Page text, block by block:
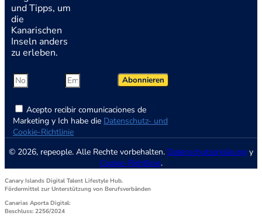
und Tipps, um
die
Kanarischen
Inseln anders
zu erleben.
Acepto recibir comunicaciones de
Marketing y Ich habe die Datenschutz- und
Cookie-Richtlinie
Abonnieren
© 2026, repeople. Alle Rechte vorbehalten. Datenschutzerklärung y
Cookie-Richtlinie.
Canary Islands Digital Talent Lifestyle Hub.
Fördermittel zur Unterstützung von Berufsverbänden
Canarias Aporta Digital:
Beschluss: 2256/2024